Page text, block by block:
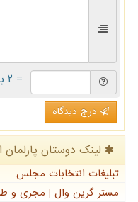
= ۲ بعلاوه ۵
درج دیدگاه
لینک دوستان پارلمان
تبلیغات انتخابات مجلس
مستر گرین وال | مجری و